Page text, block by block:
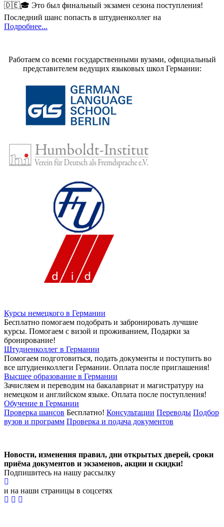
🇩🇪🎓 Это был финальный экзамен сезона поступления!
Последний шанс попасть в штудиенколлег на
Подробнее...
Работаем со всеми государственными вузами, официальный
представителем ведущих языковых школ Германии:
Курсы немецкого в Германии
Бесплатно помогаем подобрать и забронировать лучшие
курсы. Помогаем с визой и проживанием, Подарки за
бронирование!
Штудиенколлег в Германии
Помогаем подготовиться, подать документы и поступить во
все штудиенколлеги Германии. Оплата после приглашения!
Высшее образование в Германии
Зачисляем и переводим на бакалавриат и магистратуру на
немецком и английском языке. Оплата после поступления!
Обучение в Германии
Проверка шансов Бесплатно! Консультации Переводы Подбор
вузов и программ Проверка и подача документов
Новости, изменения правил, дни открытых дверей, сроки
приёма документов и экзаменов, акции и скидки!
Подпишитесь на нашу рассылку
и на наши страницы в соцсетях